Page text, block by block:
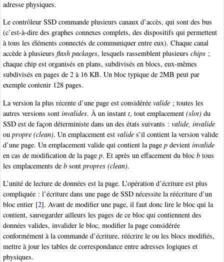
adresse physiques.
Le contrôleur SSD commande plusieurs canaux d’accès, qui sont des bus
(c’est-à-dire des graphes connexes complets, des dispositifs qui permettent
à tous les éléments connectés de communiquer entre eux). Chaque canal
accède à plusieurs ﬂash packages, lesquels rassemblent plusieurs chips ;
chaque chip est organisés en plans, subdivisés en blocs, eux-mêmes
subdivisés en pages de 2 à 16 KB. Un bloc typique de 2MB peut par
exemple contenir 128 pages.
La version la plus récente d’une page est considérée valide ; toutes les
autres versions sont invalides. À un instant t, tout emplacement (slot) du
SSD est de façon déterministe dans un des états suivants : valide, invalide
ou propre (clean). Un emplacement est valide s’il contient la version valide
d’une page. Un emplacement valide qui contient la page p devient invalide
en cas de modification de la page p. Et après un effacement du bloc b tous
les emplacements de b sont propres (clean).
L’unité de lecture de données est la page. L’opération d’écriture est plus
compliquée : l’écriture dans une page de SSD nécessite la réécriture d’un
bloc entier [2]. Avant de modifier une page, il faut donc lire le bloc qui la
contient, sauvegarder ailleurs les pages de ce bloc qui contiennent des
données valides, invalider le bloc, modifier la page considérée
conformément à la commande d’écriture, réécrire le ou les blocs modifiés,
mettre à jour les tables de correspondance entre adresses logiques et
physiques.